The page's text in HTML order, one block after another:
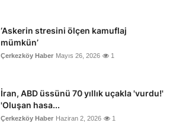
‘Askerin stresini ölçen kamuflaj
mümkün’
Çerkezköy Haber Mayıs 26, 2026 1
İran, ABD üssünü 70 yıllık uçakla 'vurdu!'
'Oluşan hasa...
Çerkezköy Haber Haziran 2, 2026 1